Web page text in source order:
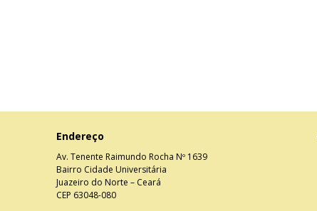
Endereço
Av. Tenente Raimundo Rocha Nº 1639
Bairro Cidade Universitária
Juazeiro do Norte – Ceará
CEP 63048-080